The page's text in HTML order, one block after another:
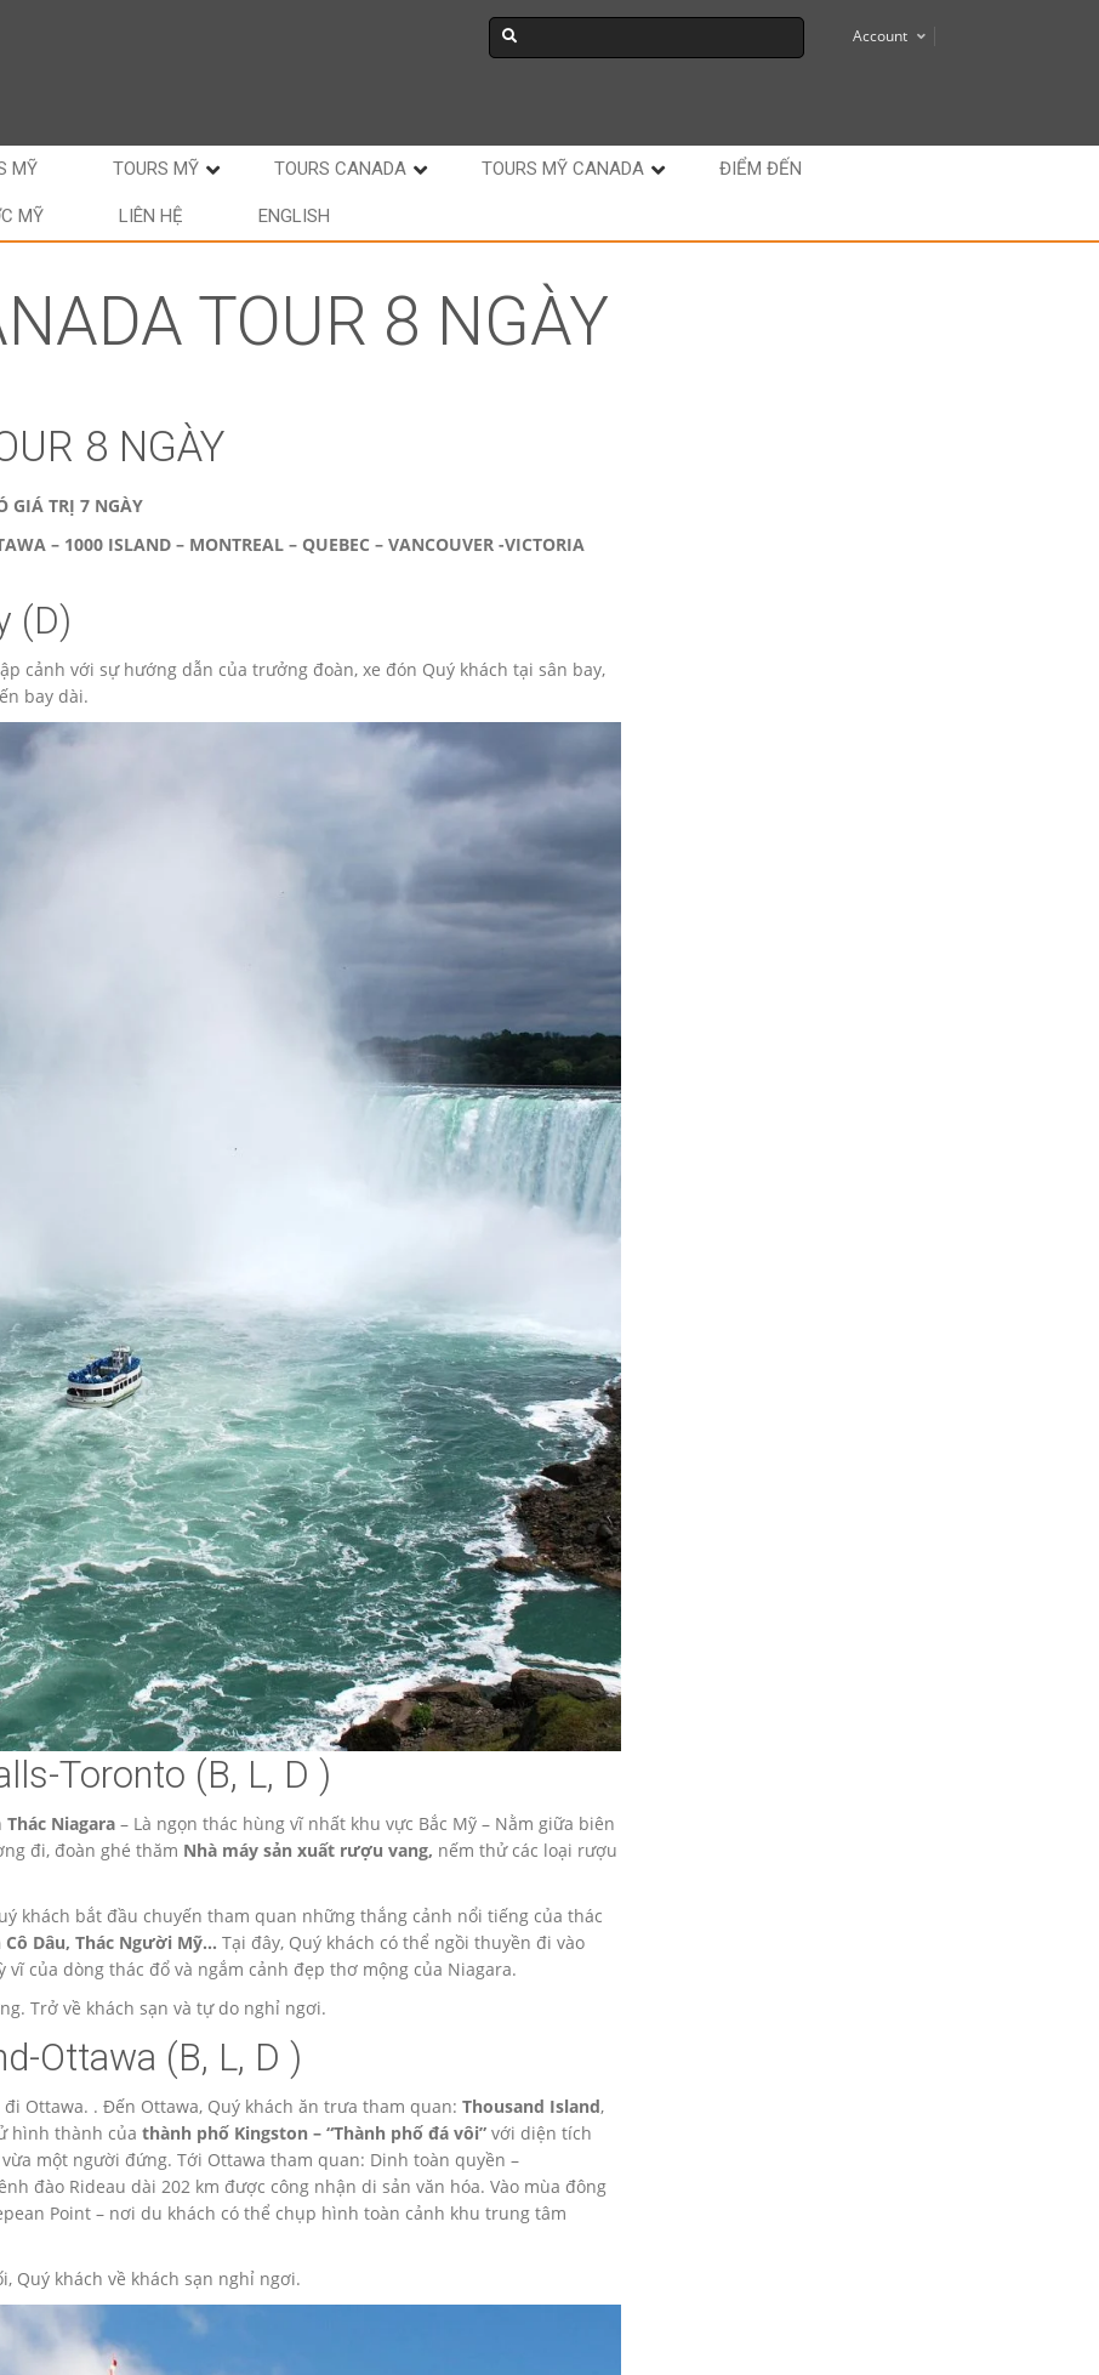
Account
MỸ TOURS MỸ TOURS CANADA TOURS MỸ CANADA ĐIỂM ĐẾN
MỸ LIÊN HỆ ENGLISH
TOUR 8 NGÀY
8 NGÀY
GIÁ TRỊ 7 NGÀY
– 1000 ISLAND – MONTREAL – QUEBEC – VANCOUVER -VICTORIA
City (D)
cảnh với sự hướng dẫn của trưởng đoàn, xe đón Quý khách tại sân bay,
bay dài.
Toronto (B, L, D )
Thác Niagara – Là ngọn thác hùng vĩ nhất khu vực Bắc Mỹ – Nằm giữa biên
đi, đoàn ghé thăm Nhà máy sản xuất rượu vang, nếm thử các loại rượu
khách bắt đầu chuyến tham quan những thắng cảnh nổi tiếng của thác
Cô Dâu, Thác Người Mỹ… Tại đây, Quý khách có thể ngồi thuyền đi vào
của dòng thác đổ và ngắm cảnh đẹp thơ mộng của Niagara.
Trở về khách sạn và tự do nghỉ ngơi.
Ottawa (B, L, D )
Ottawa. . Đến Ottawa, Quý khách ăn trưa tham quan: Thousand Island,
hình thành của thành phố Kingston – “Thành phố đá vôi” với diện tích
một người đứng. Tới Ottawa tham quan: Dinh toàn quyền –
đào Rideau dài 202 km được công nhận di sản văn hóa. Vào mùa đông
Point – nơi du khách có thể chụp hình toàn cảnh khu trung tâm
Quý khách về khách sạn nghỉ ngơi.